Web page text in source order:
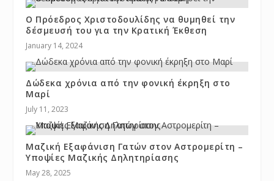
Ο Πρόεδρος Χριστοδουλίδης να θυμηθεί την
δέσμευσή του για την Κρατική Έκθεση
January 14, 2024
Δώδεκα χρόνια από την φονική έκρηξη στο
Μαρί
July 11, 2023
Μαζική Εξαφάνιση Γατών στον Αστρομερίτη –
Υποψίες Μαζικής Δηλητηρίασης
May 28, 2025